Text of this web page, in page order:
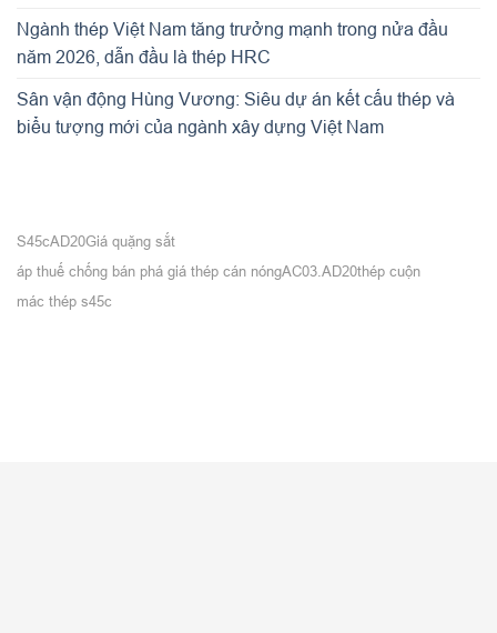
Ngành thép Việt Nam tăng trưởng mạnh trong nửa đầu
năm 2026, dẫn đầu là thép HRC
Sân vận động Hùng Vương: Siêu dự án kết cấu thép và
biểu tượng mới của ngành xây dựng Việt Nam
S45cAD20Giá quặng sắt
áp thuế chống bán phá giá thép cán nóngAC03.AD20thép cuộn
mác thép s45c